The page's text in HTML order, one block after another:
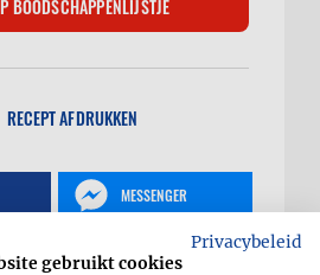
RECEPT AFDRUKKEN
MESSENGER
Privacybeleid
gebruikt cookies